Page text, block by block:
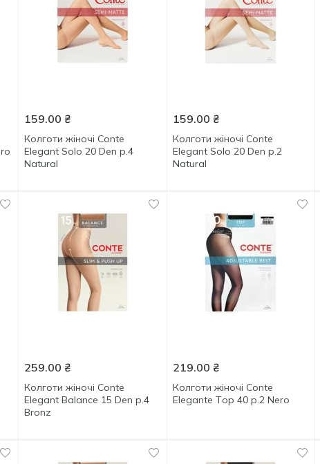
159.00 ₴
Колготи жіночі Conte
Elegant Solo 20 Den р.4
Natural
159.00 ₴
Колготи жіночі Conte
Elegant Solo 20 Den р.2
Natural
259.00 ₴
Колготи жіночі Conte
Elegant Balance 15 Den р.4
Bronz
219.00 ₴
Колготи жіночі Conte
Elegante Tор 40 р.2 Nero